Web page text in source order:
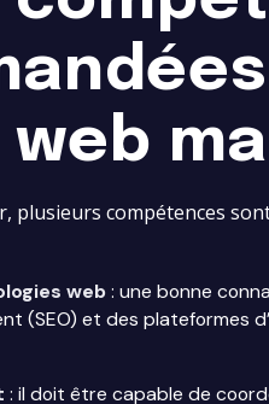
plusieurs compétences
web: une bonne
(SEO) et des plateformes
: il doit être capable de